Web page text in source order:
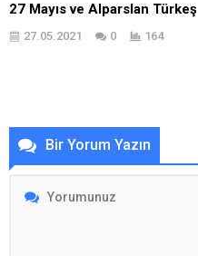
27 Mayıs ve Alparslan Türkeş
27.05.2021 0 164
Bir Yorum Yazın